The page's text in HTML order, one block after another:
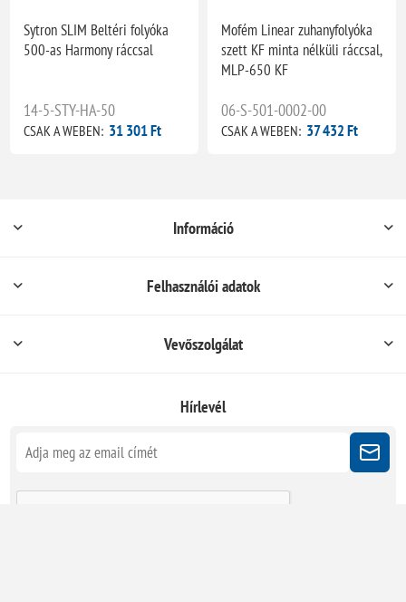
Sytron SLIM Beltéri folyóka
500-as Harmony ráccsal
14-5-STY-HA-50
CSAK A WEBEN: 31 301 Ft
Mofém Linear zuhanyfolyóka
szett KF minta nélküli ráccsal,
MLP-650 KF
06-S-501-0002-00
CSAK A WEBEN: 37 432 Ft
Információ
Felhasználói adatok
Vevőszolgálat
Hírlevél